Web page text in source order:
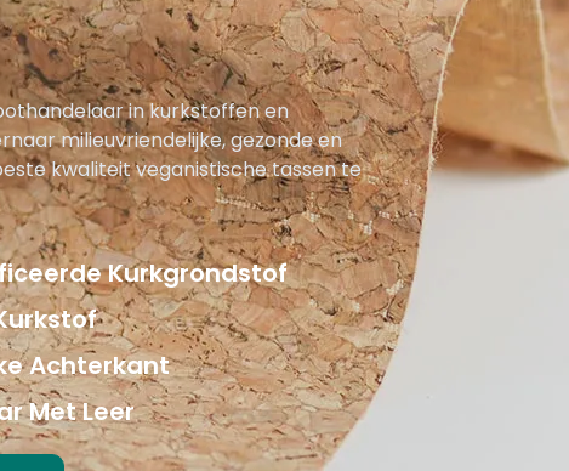
in kurkstoffen en
milieuvriendelijke, gezonde en
kwaliteit veganistische tassen te
Kurkgrondstof
Achterkant
Met Leer